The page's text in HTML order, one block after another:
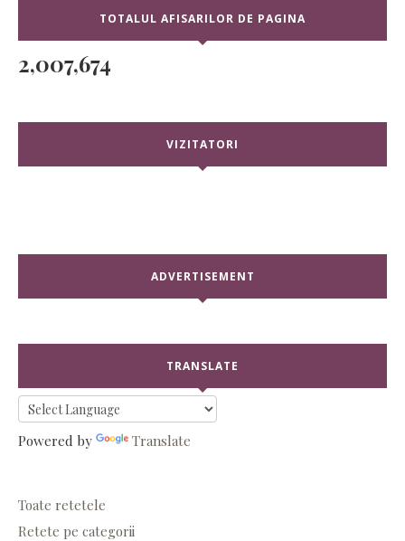
TOTALUL AFISARILOR DE PAGINA
2,007,674
VIZITATORI
ADVERTISEMENT
TRANSLATE
Powered by Translate
Toate retetele
Retete pe categorii